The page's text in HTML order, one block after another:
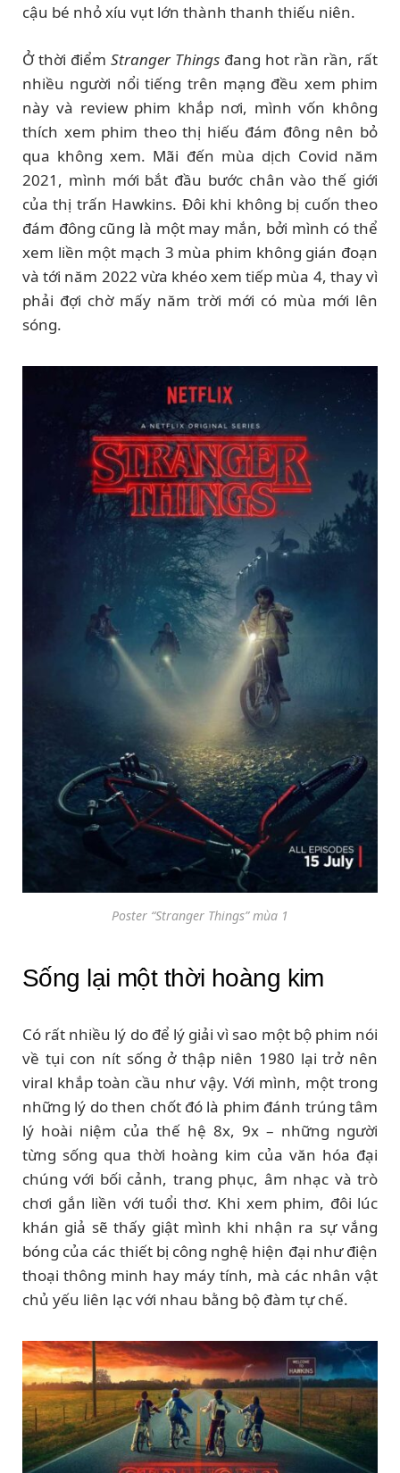
cậu bé nhỏ xíu vụt lớn thành thanh thiếu niên.
Ở thời điểm Stranger Things đang hot rần rần, rất
nhiều người nổi tiếng trên mạng đều xem phim
này và review phim khắp nơi, mình vốn không
thích xem phim theo thị hiếu đám đông nên bỏ
qua không xem. Mãi đến mùa dịch Covid năm
2021, mình mới bắt đầu bước chân vào thế giới
của thị trấn Hawkins. Đôi khi không bị cuốn theo
đám đông cũng là một may mắn, bởi mình có thể
xem liền một mạch 3 mùa phim không gián đoạn
và tới năm 2022 vừa khéo xem tiếp mùa 4, thay vì
phải đợi chờ mấy năm trời mới có mùa mới lên
sóng.
Poster “Stranger Things” mùa 1
Sống lại một thời hoàng kim
Có rất nhiều lý do để lý giải vì sao một bộ phim nói
về tụi con nít sống ở thập niên 1980 lại trở nên
viral khắp toàn cầu như vậy. Với mình, một trong
những lý do then chốt đó là phim đánh trúng tâm
lý hoài niệm của thế hệ 8x, 9x – những người
từng sống qua thời hoàng kim của văn hóa đại
chúng với bối cảnh, trang phục, âm nhạc và trò
chơi gắn liền với tuổi thơ. Khi xem phim, đôi lúc
khán giả sẽ thấy giật mình khi nhận ra sự vắng
bóng của các thiết bị công nghệ hiện đại như điện
thoại thông minh hay máy tính, mà các nhân vật
chủ yếu liên lạc với nhau bằng bộ đàm tự chế.